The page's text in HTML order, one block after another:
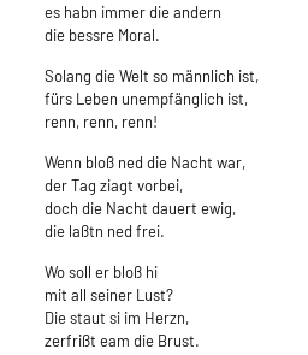
es habn immer die andern
die bessre Moral.
Solang die Welt so männlich ist,
fürs Leben unempfänglich ist,
renn, renn, renn!
Wenn bloß ned die Nacht war,
der Tag ziagt vorbei,
doch die Nacht dauert ewig,
die laßtn ned frei.
Wo soll er bloß hi
mit all seiner Lust?
Die staut si im Herzn,
zerfrißt eam die Brust.